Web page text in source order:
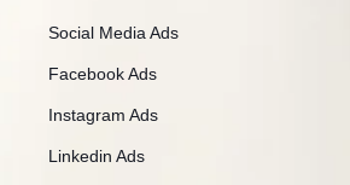
Social Media Ads
Facebook Ads
Instagram Ads
Linkedin Ads